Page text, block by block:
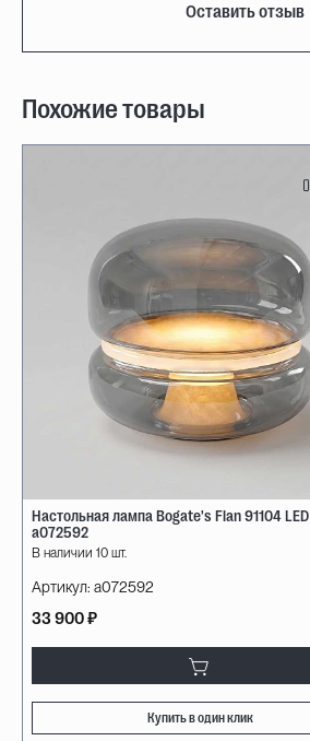
Оставить отзыв
Похожие товары
Настольная лампа Bogate's Flan 91104 LED
a072592
В наличии 10 шт.
Артикул: a072592
33 900 ₽
Купить в один клик